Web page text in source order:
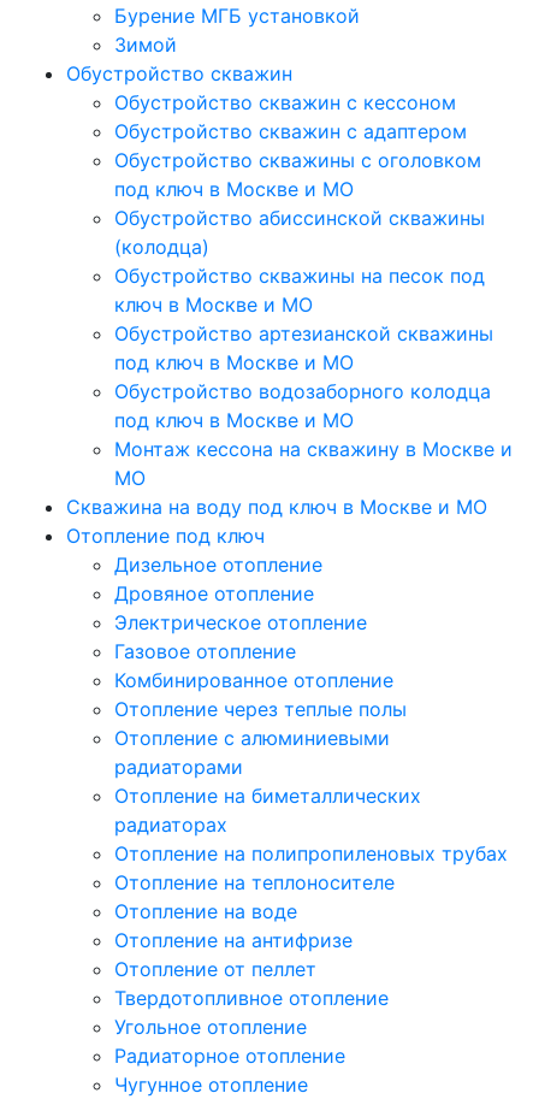
Бурение МГБ установкой
Зимой
Обустройство скважин
Обустройство скважин с кессоном
Обустройство скважин с адаптером
Обустройство скважины с оголовком
под ключ в Москве и МО
Обустройство абиссинской скважины
(колодца)
Обустройство скважины на песок под
ключ в Москве и МО
Обустройство артезианской скважины
под ключ в Москве и МО
Обустройство водозаборного колодца
под ключ в Москве и МО
Монтаж кессона на скважину в Москве и
МО
Скважина на воду под ключ в Москве и МО
Отопление под ключ
Дизельное отопление
Дровяное отопление
Электрическое отопление
Газовое отопление
Комбинированное отопление
Отопление через теплые полы
Отопление с алюминиевыми
радиаторами
Отопление на биметаллических
радиаторах
Отопление на полипропиленовых трубах
Отопление на теплоносителе
Отопление на воде
Отопление на антифризе
Отопление от пеллет
Твердотопливное отопление
Угольное отопление
Радиаторное отопление
Чугунное отопление